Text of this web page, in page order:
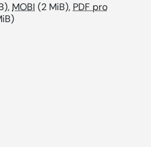
MOBI (2 MiB), PDF pro